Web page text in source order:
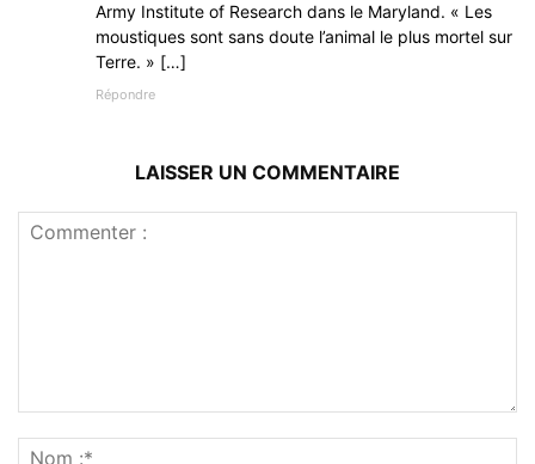
Army Institute of Research dans le Maryland. « Les
moustiques sont sans doute l’animal le plus mortel sur
Terre. » […]
Répondre
LAISSER UN COMMENTAIRE